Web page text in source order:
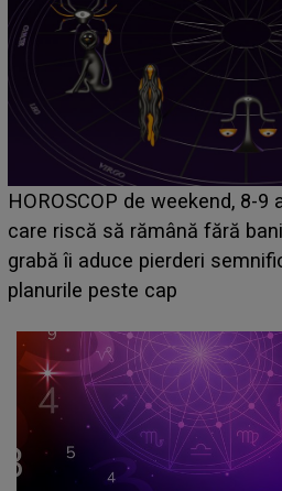
Emanuel a ținut ACEST
acum! În fața Alexandrei,
face o MĂRTURISIRE
sa: "I-am spus și ei în față, eu